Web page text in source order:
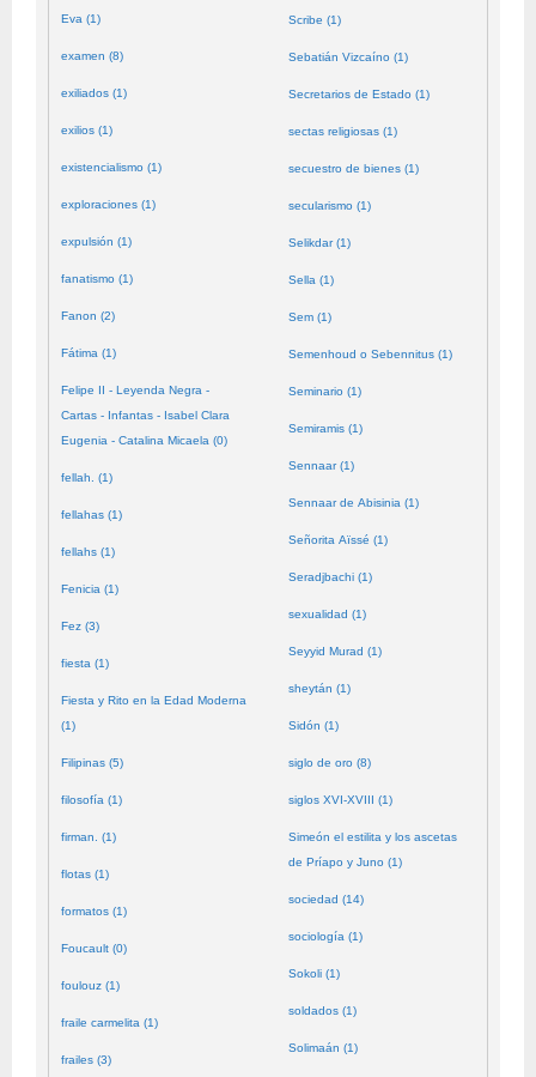
Eva (1)
examen (8)
exiliados (1)
exilios (1)
existencialismo (1)
exploraciones (1)
expulsión (1)
fanatismo (1)
Fanon (2)
Fátima (1)
Felipe II - Leyenda Negra -
Cartas - Infantas - Isabel Clara
Eugenia - Catalina Micaela (0)
fellah. (1)
fellahas (1)
fellahs (1)
Fenicia (1)
Fez (3)
fiesta (1)
Fiesta y Rito en la Edad Moderna
(1)
Filipinas (5)
filosofía (1)
firman. (1)
flotas (1)
formatos (1)
Foucault (0)
foulouz (1)
fraile carmelita (1)
frailes (3)
Scribe (1)
Sebatián Vizcaíno (1)
Secretarios de Estado (1)
sectas religiosas (1)
secuestro de bienes (1)
secularismo (1)
Selikdar (1)
Sella (1)
Sem (1)
Semenhoud o Sebennitus (1)
Seminario (1)
Semiramis (1)
Sennaar (1)
Sennaar de Abisinia (1)
Señorita Aïssé (1)
Seradjbachi (1)
sexualidad (1)
Seyyid Murad (1)
sheytán (1)
Sidón (1)
siglo de oro (8)
siglos XVI-XVIII (1)
Simeón el estilita y los ascetas
de Príapo y Juno (1)
sociedad (14)
sociología (1)
Sokoli (1)
soldados (1)
Solimaán (1)